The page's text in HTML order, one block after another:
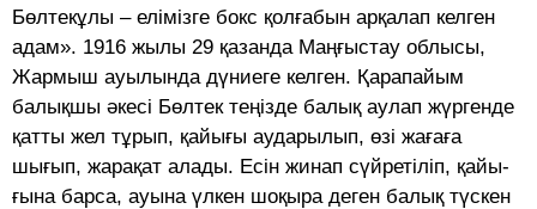
Бөлтекұлы – елімізге бокс қолғабын арқалап келген
адам». 1916 жылы 29 қазанда Маңғыстау облысы,
Жар­мыш ауылында дүниеге келген. Қарапайым
балықшы әкесі Бөлтек теңізде балық аулап жүргенде
қатты жел тұрып, қайығы ауда­рылып, өзі жағаға
шығып, жа­рақат алады. Есін жинап сүйретіліп, қайы­
ғына барса, ауына үлкен шоқыра деген балық түскен